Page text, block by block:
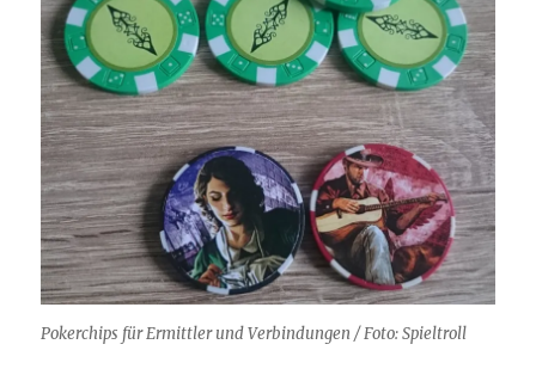
Pokerchips für Ermittler und Verbindungen / Foto: Spieltroll